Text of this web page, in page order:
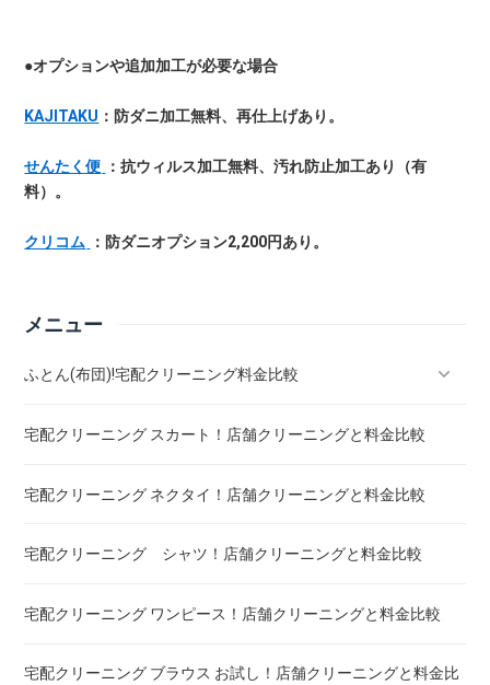
●オプションや追加加工が必要な場合
KAJITAKU ：防ダニ加工無料、再仕上げあり。
せんたく便
：抗ウィルス加工無料、汚れ防止加工あり（有
料）。
クリコム ：防ダニオプション2,200円あり。
メニュー
ふとん(布団)!宅配クリーニング料金比較
羽毛ふとん(布団)!宅配クリーニング料金比較
こたつ布団 クリーニング ! 料金 比較
布団クリーニング ! ダニ除去率ランキング
布団クリーニング 真空圧縮サービス 料金比較 ! 市販の圧縮袋
宅配クリーニング スカート！店舗クリーニングと料金比較
宅配クリーニング ネクタイ！店舗クリーニングと料金比較
宅配クリーニング シャツ！店舗クリーニングと料金比較
宅配クリーニング ワンピース！店舗クリーニングと料金比較
宅配クリーニング ブラウス お試し！店舗クリーニングと料金比